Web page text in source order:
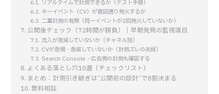
リアルタイムで計測できるか（テスト手順）
キーイベント（CV）が意図通り発火するか
二重計測の有無（同一イベントが2回発火していないか）
公開後チェック（72時間が勝負）｜早期発見の監視項目
流入が急減していないか（チャネル別）
CVが急増・急減していないか（計測ズレの兆候）
Search Console・広告側の計測も確認する
よくある落とし穴10選（チェックリスト）
まとめ：計測引き継ぎは“公開前の設計”で8割決まる
無料相談